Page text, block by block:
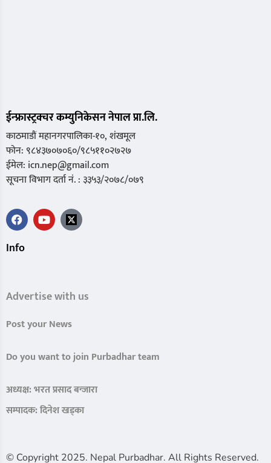
ईन्फ्रास्ट्रक्चर कम्युनिकेसन नेपाल प्रा.लि.
काठमाडौं महानगरपालिका-१०, शंखमूल
फोन: ९८४३७०७०६०/९८५११०२७२७
ईमेल: icn.nep@gmail.com
सूचना विभाग दर्ता नं. : ३३५३/२०७८/०७९
Info
Advertise with us
Post your News
Do you want to join Purbadhar team
अध्यक्ष: भरत प्रसाद बन्जारा
सम्पादक: दिनेश खड्का
© Copyright 2025. Nepal Purbadhar. All Rights Reserved.